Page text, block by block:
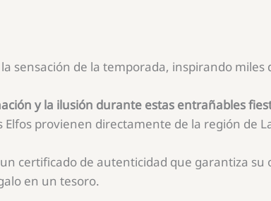
sensación de la temporada, inspirando miles
y la ilusión durante estas entrañables
provienen directamente de la región de
certificado de autenticidad que garantiza su
en un tesoro.